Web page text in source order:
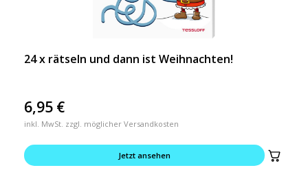
24 x rätseln und dann ist Weihnachten!
6,95 €
inkl. MwSt. zzgl. möglicher Versandkosten
Jetzt ansehen